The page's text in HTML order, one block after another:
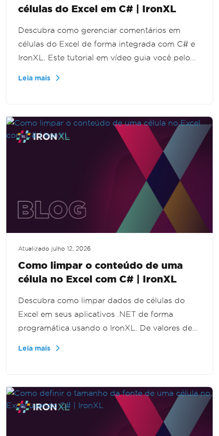
células do Excel em C# | IronXL
Descubra como gerenciar comentários em
células do Excel de forma integrada com C# e
IronXL. Este tutorial em vídeo guia você pelo
recursos de automação no Excel.
Leia mais
Atualizado julho 12, 2026
Como limpar o conteúdo de uma
célula no Excel com C# | IronXL
Descubra como limpar dados de células do
Excel em seus aplicativos .NET de forma
programática usando o IronXL. De valores de
Leia mais